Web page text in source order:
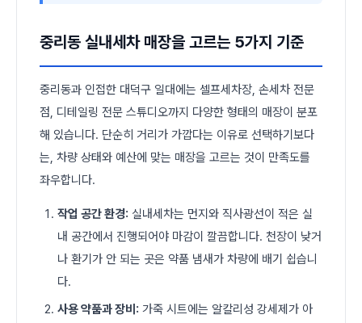
중리동 실내세차 매장을 고르는 5가지 기준
중리동과 인접한 대덕구 일대에는 셀프세차장, 손세차 전문
점, 디테일링 전문 스튜디오까지 다양한 형태의 매장이 분포
해 있습니다. 단순히 거리가 가깝다는 이유로 선택하기보다
는, 차량 상태와 예산에 맞는 매장을 고르는 것이 만족도를
좌우합니다.
작업 공간 환경: 실내세차는 먼지와 직사광선이 적은 실
내 공간에서 진행되어야 마감이 깔끔합니다. 천장이 낮거
나 환기가 안 되는 곳은 약품 냄새가 차량에 배기 쉽습니
다.
사용 약품과 장비: 가죽 시트에는 알칼리성 강세제가 아